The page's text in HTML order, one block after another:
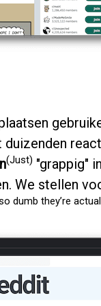
(Just) "grappig"
We stellen
dumb they’re